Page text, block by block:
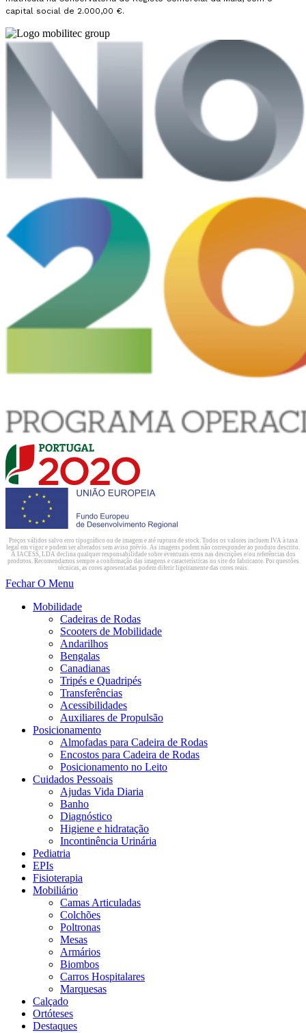
capital social de 2.000,00 €.
Preços válidos salvo erro tipográfico ou de imagem e até ruptura de stock. Todos os valores incluem IVA à taxa
legal em vigor e podem ser alterados sem aviso prévio. As imagens podem não corresponder ao produto descrito.
A IACESS, LDA declina qualquer responsabilidade sobre eventuais erros nas descrições e/ou referências dos
produtos. Recomendamos sempre a confirmação das imagens e características no site do fabricante. Por questões
técnicas, as cores apresentadas podem diferir ligeiramente das cores reais.
Fechar O Menu
Mobilidade
Cadeiras de Rodas
Scooters de Mobilidade
Andarilhos
Bengalas
Canadianas
Tripés e Quadripés
Transferências
Acessibilidades
Auxiliares de Propulsão
Posicionamento
Almofadas para Cadeira de Rodas
Encostos para Cadeira de Rodas
Posicionamento no Leito
Cuidados Pessoais
Ajudas Vida Diaria
Banho
Diagnóstico
Higiene e hidratação
Incontinência Urinária
Pediatria
EPIs
Fisioterapia
Mobiliário
Camas Articuladas
Colchões
Poltronas
Mesas
Armários
Biombos
Carros Hospitalares
Marquesas
Calçado
Ortóteses
Destaques